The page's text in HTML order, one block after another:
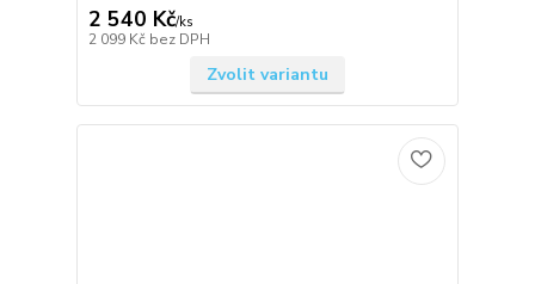
2 540 Kč/ks
2 099 Kč bez DPH
Zvolit variantu